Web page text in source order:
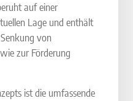
auf einer
Lage und enthält
von
zur Förderung
ist die umfassende